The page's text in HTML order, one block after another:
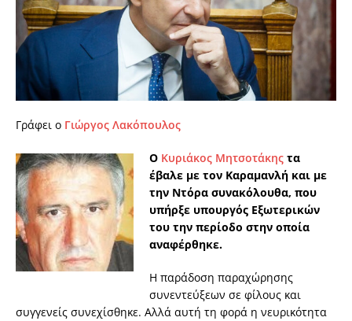
Γράφει ο Γιώργος Λακόπουλος
Ο Κυριάκος Μητσοτάκης τα
έβαλε με τον Καραμανλή και με
την Ντόρα συνακόλουθα, που
υπήρξε υπουργός Εξωτερικών
του την περίοδο στην οποία
αναφέρθηκε.
Η παράδοση παραχώρησης
συνεντεύξεων σε φίλους και
συγγενείς συνεχίσθηκε. Αλλά αυτή τη φορά η νευρικότητα